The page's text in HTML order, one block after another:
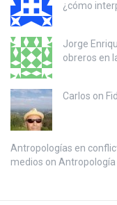
¿cómo
Jorge
obreros en
Carlos on
Antropologías en
medios on